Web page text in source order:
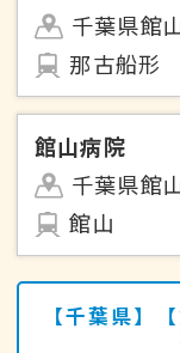
千葉県館
那古船形
館山病院
千葉県館
館山
【千葉県】